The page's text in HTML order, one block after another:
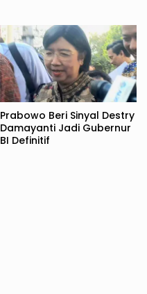
Prabowo Beri Sinyal Destry
Damayanti Jadi Gubernur
BI Definitif